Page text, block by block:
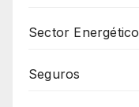
Sector Energético
Seguros